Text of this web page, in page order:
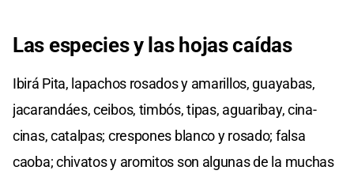
Las especies y las hojas caídas
Ibirá Pita, lapachos rosados y amarillos, guayabas,
jacarandáes, ceibos, timbós, tipas, aguaribay, cina-
cinas, catalpas; crespones blanco y rosado; falsa
caoba; chivatos y aromitos son algunas de la muchas